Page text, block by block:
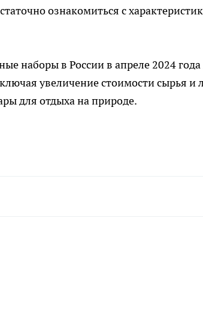
ознакомиться с
наборы в России в апреле 2024 года
увеличение стоимости сырья и
для отдыха на природе.